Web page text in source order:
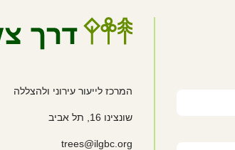
המרכז לייעור עירוני ולהצללה
שונצינו 16, תל אביב
trees@ilgbc.org